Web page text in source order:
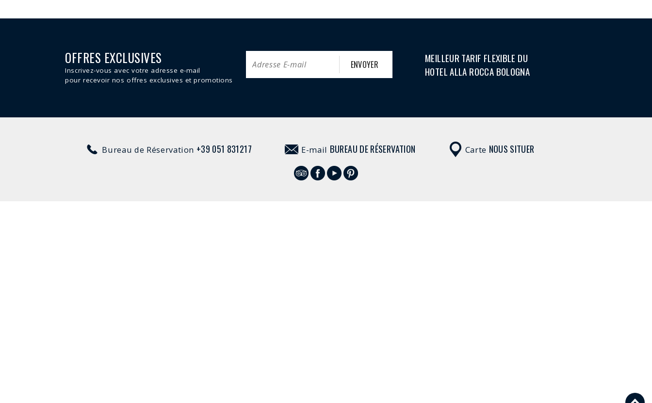
OFFRES EXCLUSIVES
Inscrivez-vous avec votre adresse e-mail
pour recevoir nos offres exclusives et promotions
MEILLEUR TARIF FLEXIBLE DU
HOTEL ALLA ROCCA BOLOGNA
Bureau de Réservation +39 051 831217 E-mail BUREAU DE RÉSERVATION Carte NOUS SITUER